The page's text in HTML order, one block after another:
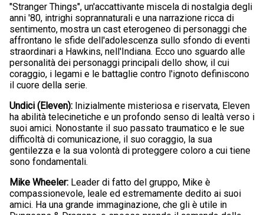
"Stranger Things", un'accattivante miscela di nostalgia degli
anni '80, intrighi soprannaturali e una narrazione ricca di
sentimento, mostra un cast eterogeneo di personaggi che
affrontano le sfide dell'adolescenza sullo sfondo di eventi
straordinari a Hawkins, nell'Indiana. Ecco uno sguardo alle
personalità dei personaggi principali dello show, il cui
coraggio, i legami e le battaglie contro l'ignoto definiscono
il cuore della serie.
Undici (Eleven): Inizialmente misteriosa e riservata, Eleven
ha abilità telecinetiche e un profondo senso di lealtà verso i
suoi amici. Nonostante il suo passato traumatico e le sue
difficoltà di comunicazione, il suo coraggio, la sua
gentilezza e la sua volontà di proteggere coloro a cui tiene
sono fondamentali.
Mike Wheeler: Leader di fatto del gruppo, Mike è
compassionevole, leale ed estremamente dedito ai suoi
amici. Ha una grande immaginazione, che gli è utile in